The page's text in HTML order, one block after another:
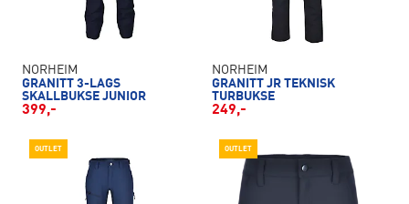
NORHEIM
GRANITT 3-LAGS
SKALLBUKSE JUNIOR
399,-
NORHEIM
GRANITT JR TEKNISK
TURBUKSE
249,-
OUTLET OUTLET